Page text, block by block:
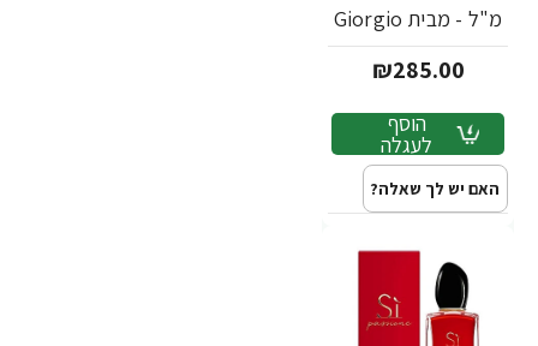
מ"ל - מבית Giorgio
Armani
₪285.00
הוסף
לעגלה
האם יש לך שאלה?